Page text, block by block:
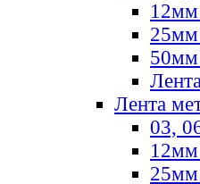
12мм
25мм
50мм
Лента
03,
12мм
25мм